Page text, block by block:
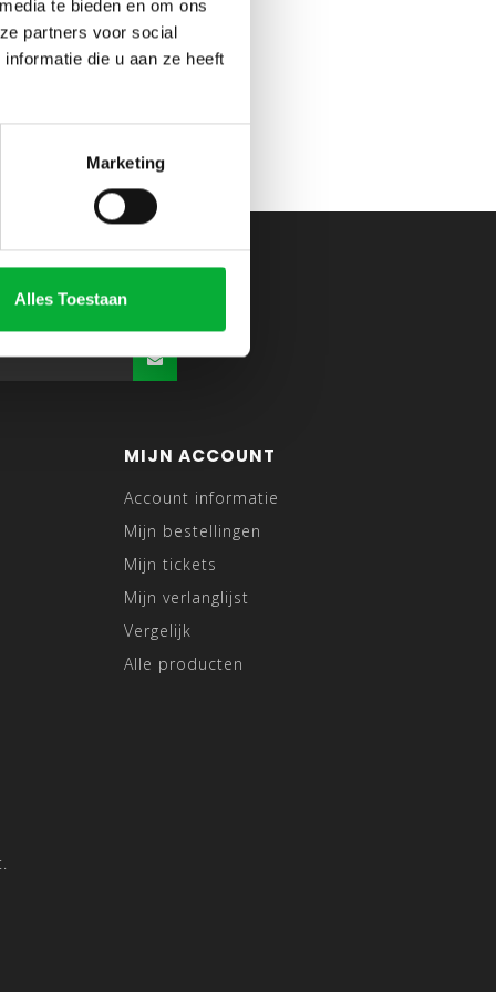
te bieden en om ons
partners voor social
die u aan ze heeft
Marketing
Alles Toestaan
MIJN ACCOUNT
Account informatie
Mijn bestellingen
Mijn tickets
Mijn verlanglijst
Vergelijk
Alle producten